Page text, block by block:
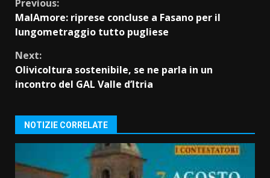
Continue
Reading
Previous:
MalAmore: riprese concluse a Fasano per il
lungometraggio tutto pugliese
Next:
Olivicoltura sostenibile, se ne parla in un
incontro del GAL Valle d’Itria
NOTIZIE CORRELATE